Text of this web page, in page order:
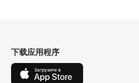
下载应用程序